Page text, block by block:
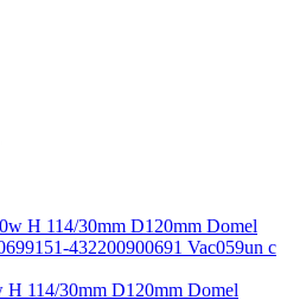
114/30mm D120mm Domel